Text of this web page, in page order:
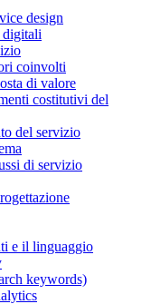
design
digitali
coinvolti
di valore
costitutivi del
del servizio
di servizio
e il linguaggio
keywords)